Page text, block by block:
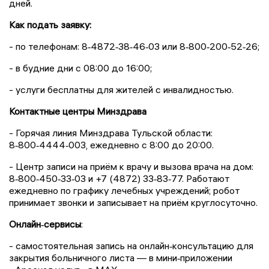
дней.
Как подать заявку:
- по телефонам: 8‑4872‑38‑46‑03 или 8‑800‑200‑52‑26;
- в будние дни с 08:00 до 16:00;
- услуги бесплатны для жителей с инвалидностью.
Контактные центры Минздрава
- Горячая линия Минздрава Тульской области:
8‑800‑4444‑003, ежедневно с 8:00 до 20:00.
- Центр записи на приём к врачу и вызова врача на дом:
8‑800‑450‑33‑03 и +7 (4872) 33‑83‑77. Работают
ежедневно по графику лечебных учреждений; робот
принимает звонки и записывает на приём круглосуточно.
Онлайн‑сервисы:
- самостоятельная запись на онлайн‑консультацию для
закрытия больничного листа — в мини‑приложении